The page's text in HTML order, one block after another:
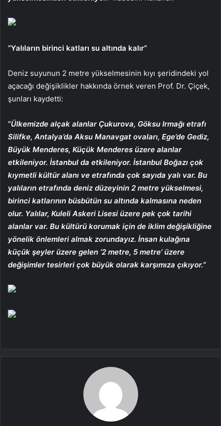
“Yalıların birinci katları su altında kalır”
Deniz suyunun 2 metre yükselmesinin kıyı şeridindeki yol
açacağı değişiklikler hakkında örnek veren Prof. Dr. Çiçek,
şunları kaydetti:
“Ülkemizde alçak alanlar Çukurova, Göksu Irmağı etrafı
Silifke, Antalya’da Aksu Manavgat ovaları, Ege’de Gediz,
Büyük Menderes, Küçük Menderes üzere alanlar
etkileniyor. İstanbul da etkileniyor. İstanbul Boğazı çok
kıymetli kültür alanı ve etrafında çok sayıda yalı var. Bu
yalıların etrafında deniz düzeyinin 2 metre yükselmesi,
birinci katlarının büsbütün su altında kalmasına neden
olur. Yalılar, Kuleli Askeri Lisesi üzere pek çok tarihi
alanlar var. Bu kültürü korumak için de iklim değişikliğine
yönelik önlemleri almak zorundayız. İnsan kulağına
küçük şeyler üzere gelen ‘2 metre, 5 metre’ üzere
değişimler tesirleri çok büyük olarak karşımıza çıkıyor.”